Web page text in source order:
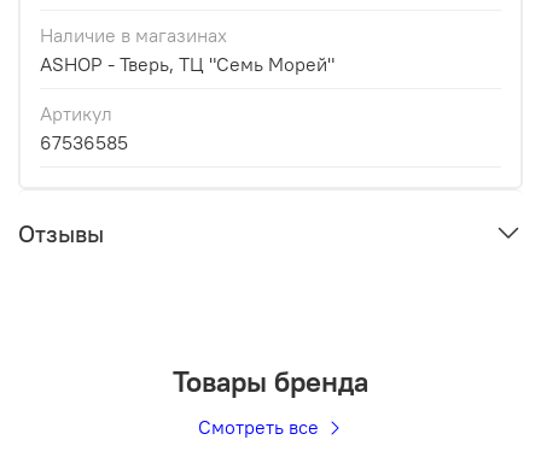
Наличие в магазинах
ASHOP - Тверь, ТЦ "Семь Морей"
Артикул
67536585
Отзывы
Товары бренда
Смотреть все